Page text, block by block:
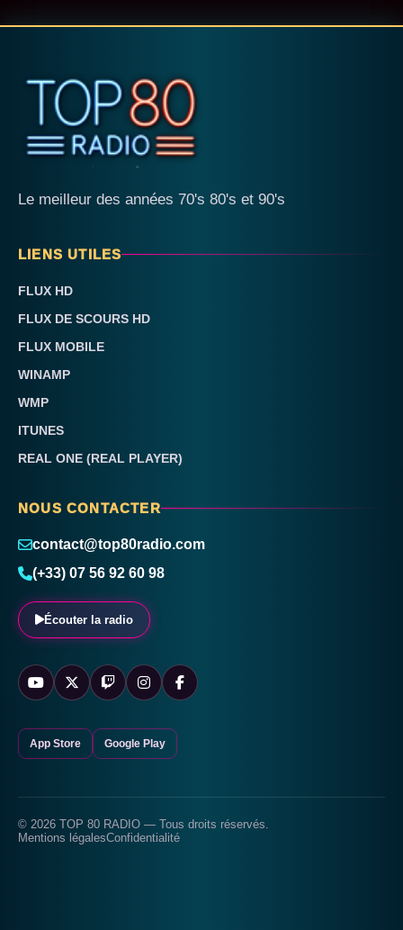
Le meilleur des années 70's 80's et 90's
LIENS UTILES
FLUX HD
FLUX DE SCOURS HD
FLUX MOBILE
WINAMP
WMP
ITUNES
REAL ONE (REAL PLAYER)
NOUS CONTACTER
contact@top80radio.com
(+33) 07 56 92 60 98
Écouter la radio
App Store Google Play
© 2026 TOP 80 RADIO — Tous droits réservés.
Mentions légalesConfidentialité